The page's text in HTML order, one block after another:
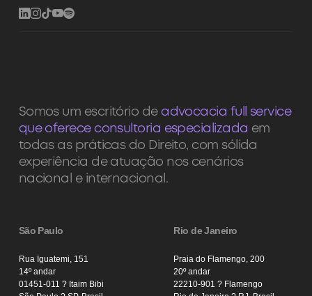
Somos um escritório de advocacia full service
que oferece consultoria especializada em
todas as práticas do Direito, com sólida
experiência de atuação nos cenários
nacional e internacional.
São Paulo
Rua Iguatemi, 151
14º andar
01451-011 ? Itaim Bibi
Rio de Janeiro
Praia do Flamengo, 200
20º andar
22210-901 ? Flamengo